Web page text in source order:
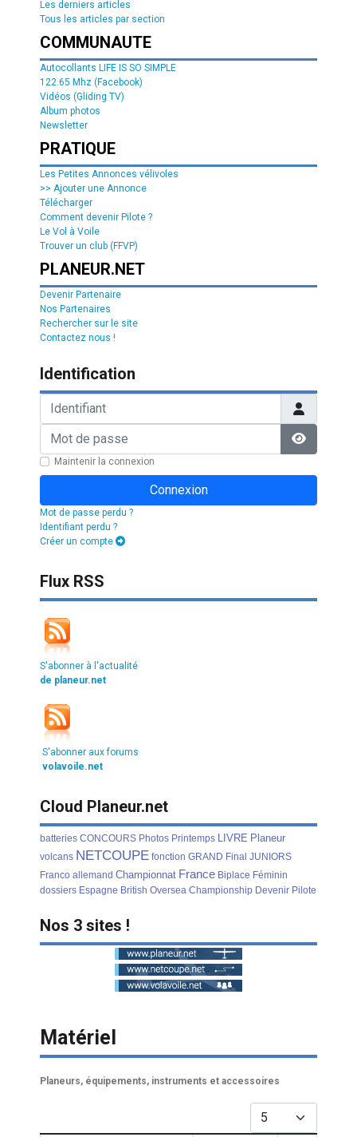
Les derniers articles
Tous les articles par section
COMMUNAUTE
Autocollants LIFE IS SO SIMPLE
122.65 Mhz (Facebook)
Vidéos (Gliding TV)
Album photos
Newsletter
PRATIQUE
Les Petites Annonces vélivoles
>> Ajouter une Annonce
Télécharger
Comment devenir Pilote ?
Le Vol à Voile
Trouver un club (FFVP)
PLANEUR.NET
Devenir Partenaire
Nos Partenaires
Rechercher sur le site
Contactez nous !
Identification
Identifiant
Mot de passe
Afficher
Maintenir la connexion
Connexion
Mot de passe perdu ?
Identifiant perdu ?
Créer un compte
Flux RSS
S'abonner à l'actualité
de planeur.net
S'abonner aux forums
volavoile.net
Cloud Planeur.net
batteries CONCOURS Photos Printemps LIVRE Planeur
volcans NETCOUPE fonction GRAND Final JUNIORS
Franco allemand Championnat France Biplace Féminin
dossiers Espagne British Oversea Championship Devenir Pilote
Nos 3 sites !
Matériel
Planeurs, équipements, instruments et accessoires
Afficher #